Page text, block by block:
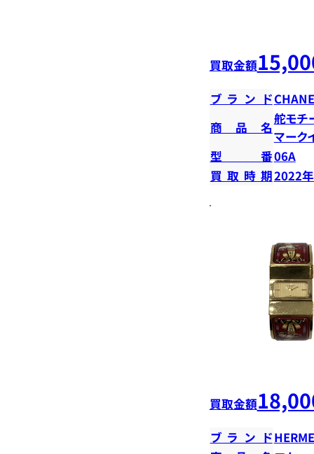
買取金額
ブランド
商品名
舵モ
マーク
型番06A
買取時期2022
買取金額
ブランド